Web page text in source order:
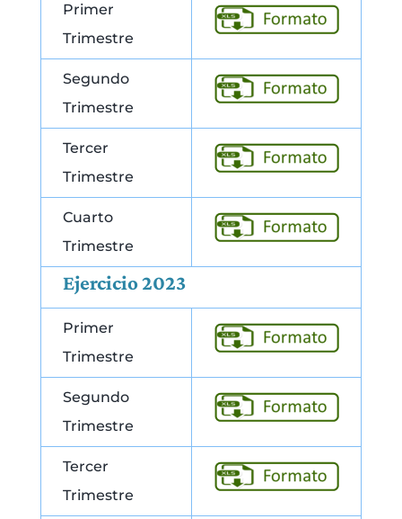
Primer
Trimestre
Segundo
Trimestre
Tercer
Trimestre
Cuarto
Trimestre
Ejercicio 2023
Primer
Trimestre
Segundo
Trimestre
Tercer
Trimestre